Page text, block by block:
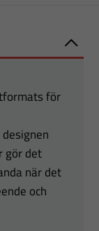
för
gör det
när det
och